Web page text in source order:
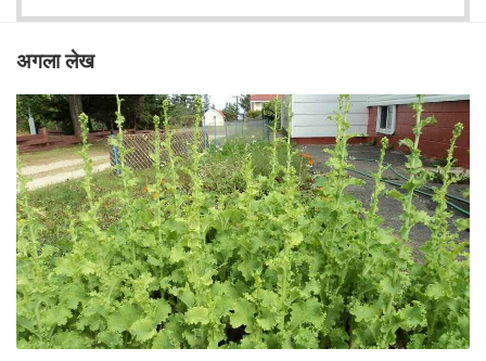
अगला लेख